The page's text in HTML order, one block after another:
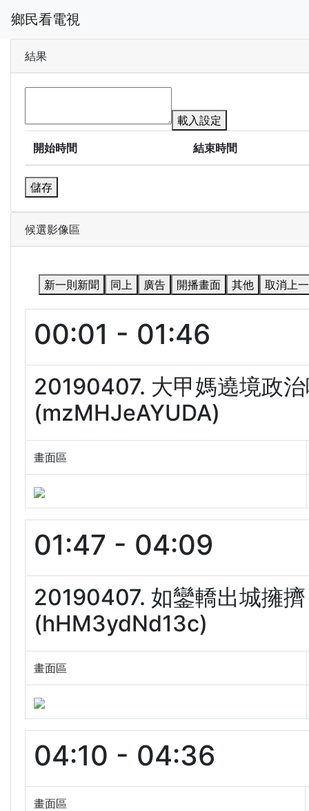
鄉民看電視
結果
載入設定
開始時間
結束時間
儲存
候選影像區
新一則新聞 同上 廣告 開播畫面 其他 取消上
00:01 - 01:46
20190407. 大甲媽遶境政
(mzMHJeAYUDA)
畫面區
01:47 - 04:09
20190407. 如鑾轎出城擁
(hHM3ydNd13c)
畫面區
04:10 - 04:36
畫面區